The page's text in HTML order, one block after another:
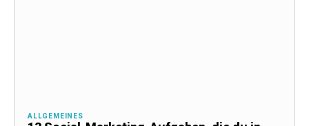
ALLGEMEINES